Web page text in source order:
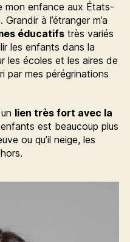
mon enfance aux États-
à l’étranger m’a
éducatifstrès variés
les enfants dans la
les écoles et les aires de
par mes pérégrinations
lien très fort avec la
est beaucoup plus
ou qu’il neige, les